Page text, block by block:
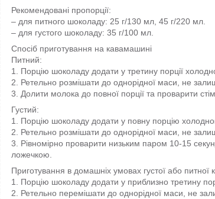
Рекомендовані пропорції:
– для питного шоколаду: 25 г/130 мл, 45 г/220 мл.
– для густого шоколаду: 35 г/100 мл.
Спосіб приготування на кавамашині
Питний:
1. Порцію шоколаду додати у третину порції
2. Ретельно розмішати до однорідної маси, не
3. Долити молока до повної порції та проварити
Густий:
1. Порцію шоколаду додати у повну порцію
2. Ретельно розмішати до однорідної маси, не
3. Рівномірно проварити низьким паром 10-15
ложечкою.
Приготування в домашніх умовах густої або питної
1. Порцію шоколаду додати у приблизно третину
2. Ретельно перемішати до однорідної маси, не